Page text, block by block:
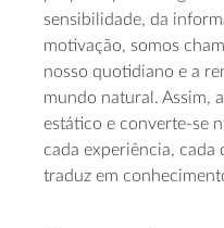
sensibilidade, da
motivação, somos
nosso quotidiano e a
mundo natural. Assim,
estático e converte-se
cada experiência, cada
traduz em